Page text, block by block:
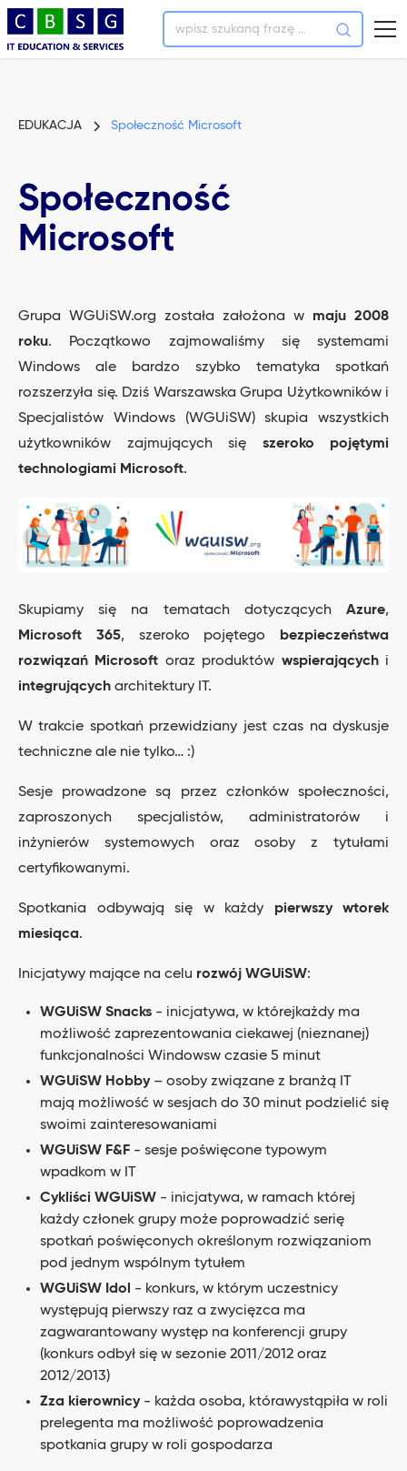
EDUKACJA Społeczność Microsoft
Społeczność
Microsoft
Grupa WGUiSW.org została założona w maju 2008
roku. Początkowo zajmowaliśmy się systemami
Windows ale bardzo szybko tematyka spotkań
rozszerzyła się. Dziś Warszawska Grupa Użytkowników i
Specjalistów Windows (WGUiSW) skupia wszystkich
użytkowników zajmujących się szeroko pojętymi
technologiami Microsoft.
Skupiamy się na tematach dotyczących Azure,
Microsoft 365, szeroko pojętego
bezpieczeństwa
rozwiązań Microsoft oraz produktów wspierającychi
integrujących architektury IT.
W trakcie spotkań przewidziany jest czas na dyskusje
techniczne ale nie tylko… :)
Sesje prowadzone są przez członków społeczności,
zaproszonych specjalistów, administratorów i
inżynierów systemowych oraz osoby z tytułami
certyfikowanymi.
Spotkania odbywają się w każdy pierwszy wtorek
miesiąca.
Inicjatywy mające na celu rozwój WGUiSW:
WGUiSW Snacks - inicjatywa, w którejkażdy ma
możliwość zaprezentowania ciekawej (nieznanej)
funkcjonalności Windowsw czasie 5 minut
WGUiSW Hobby– osoby związane z branżą IT
mają możliwość w sesjach do 30 minut podzielić się
swoimi zainteresowaniami
WGUiSW F&F - sesje poświęcone typowym
wpadkom w IT
Cykliści WGUiSW - inicjatywa, w ramach której
każdy członek grupy może poprowadzić serię
spotkań poświęconych określonym rozwiązaniom
pod jednym wspólnym tytułem
WGUiSW Idol
- konkurs, w którym uczestnicy
występują pierwszy raz a zwycięzca ma
zagwarantowany występ na konferencji grupy
(konkurs odbył się w sezonie 2011/2012 oraz
2012/2013)
Zza kierownicy- każda osoba, którawystąpiła w roli
prelegenta ma możliwość poprowadzenia
spotkania grupy w roli gospodarza